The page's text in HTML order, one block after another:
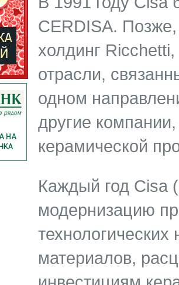
CERDISA.
холдинг
отрасли,
одном
другие
керамической
Каждый год Cisa
модернизацию
материалов,